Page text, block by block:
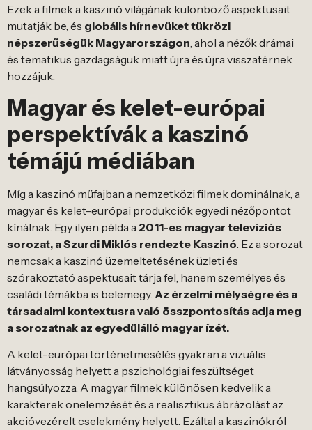
Ezek a filmek a kaszinó világának különböző aspektusait
mutatják be, és globális hírnevüket tükrözi
népszerűségük Magyarországon, ahol a nézők drámai
és tematikus gazdagságuk miatt újra és újra visszatérnek
hozzájuk.
Magyar és kelet-európai
perspektívák a kaszinó
témájú médiában
Míg a kaszinó műfajban a nemzetközi filmek dominálnak, a
magyar és kelet-európai produkciók egyedi nézőpontot
kínálnak. Egy ilyen példa a 2011-es magyar televíziós
sorozat, a Szurdi Miklós rendezte Kaszinó . Ez a sorozat
nemcsak a kaszinó üzemeltetésének üzleti és
szórakoztató aspektusait tárja fel, hanem személyes és
családi témákba is belemegy. Az érzelmi mélységre és a
társadalmi kontextusra való összpontosítás adja meg
a sorozatnak az egyedülálló magyar ízét.
A kelet-európai történetmesélés gyakran a vizuális
látványosság helyett a pszichológiai feszültséget
hangsúlyozza. A magyar filmek különösen kedvelik a
karakterek önelemzését és a realisztikus ábrázolást az
akcióvezérelt cselekmény helyett. Ezáltal a kaszinókról